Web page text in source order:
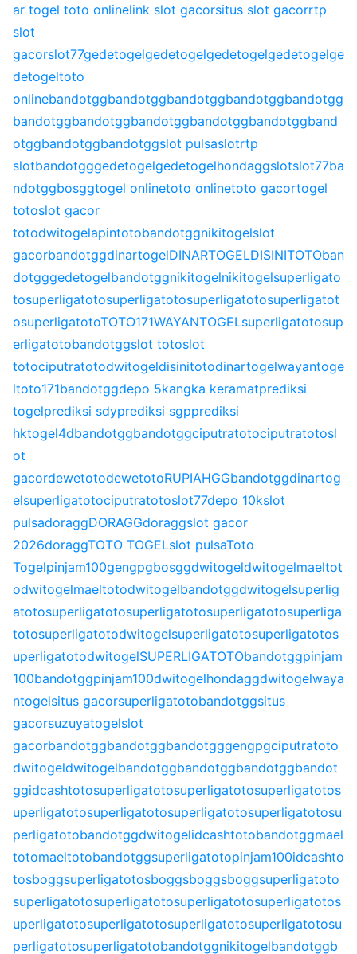
ar togel toto onlinelink slot gacorsitus slot gacorrtp
slot
gacorslot77gedetogelgedetogelgedetogelgedetogelge
detogeltoto
onlinebandotggbandotggbandotggbandotggbandotgg
bandotggbandotggbandotggbandotggbandotggband
otggbandotggbandotggslot pulsaslotrtp
slotbandotgggedetogelgedetogelhondaggslotslot77ba
ndotggbosggtogel onlinetoto onlinetoto gacortogel
totoslot gacor
totodwitogelapintotobandotggnikitogelslot
gacorbandotggdinartogelDINARTOGELDISINITOTOban
dotgggedetogelbandotggnikitogelnikitogelsuperligato
tosuperligatotosuperligatotosuperligatotosuperligatot
osuperligatotoTOTO171WAYANTOGELsuperligatotosup
erligatotobandotggslot totoslot
totociputratotodwitogeldisinitotodinartogelwayantoge
ltoto171bandotggdepo 5kangka keramatprediksi
togelprediksi sdyprediksi sgpprediksi
hktogel4dbandotggbandotggciputratotociputratotosl
ot
gacordewetotodewetotoRUPIAHGGbandotggdinartog
elsuperligatotociputratotoslot77depo 10kslot
pulsadoraggDORAGGdoraggslot gacor
2026doraggTOTO TOGELslot pulsaToto
Togelpinjam100gengpgbosggdwitogeldwitogelmaeltot
odwitogelmaeltotodwitogelbandotggdwitogelsuperlig
atotosuperligatotosuperligatotosuperligatotosuperliga
totosuperligatotodwitogelsuperligatotosuperligatotos
uperligatotodwitogelSUPERLIGATOTObandotggpinjam
100bandotggpinjam100dwitogelhondaggdwitogelwaya
ntogelsitus gacorsuperligatotobandotggsitus
gacorsuzuyatogelslot
gacorbandotggbandotggbandotgggengpgciputratoto
dwitogeldwitogelbandotggbandotggbandotggbandot
ggidcashtotosuperligatotosuperligatotosuperligatotos
uperligatotosuperligatotosuperligatotosuperligatotosu
perligatotobandotggdwitogelidcashtotobandotggmael
totomaeltotobandotggsuperligatotopinjam100idcashto
tosboggsuperligatotosboggsboggsboggsuperligatoto
superligatotosuperligatotosuperligatotosuperligatotos
uperligatotosuperligatotosuperligatotosuperligatotosu
perligatotosuperligatotobandotggnikitogelbandotggb